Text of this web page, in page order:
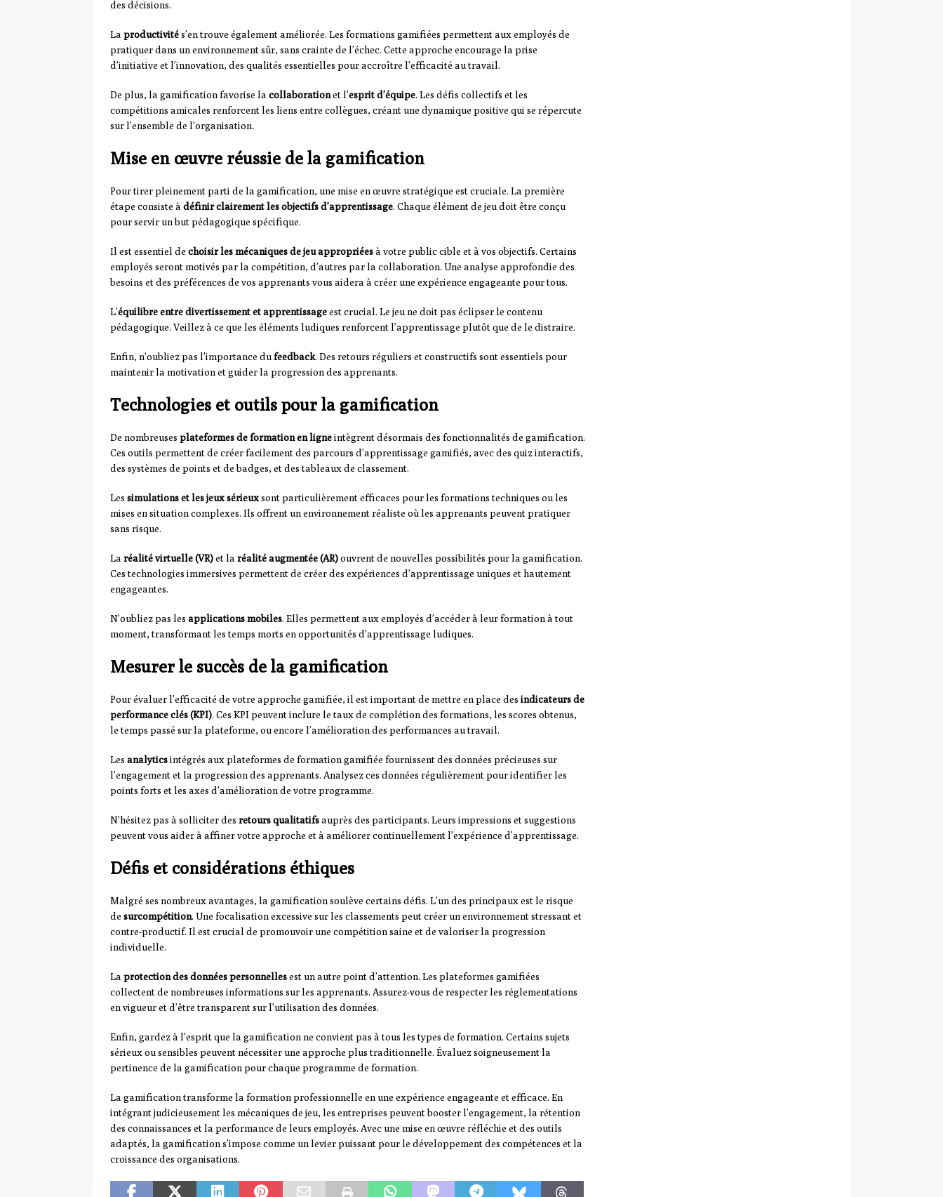
des décisions.
La productivités’en trouve également améliorée. Les formations gamifiées permettent aux employés de
pratiquer dans un environnement sûr, sans crainte de l’échec. Cette approche encourage la prise
d’initiative et l’innovation, des qualités essentielles pour accroître l’efficacité au travail.
De plus, la gamification favorise la collaborationet l’esprit d’équipe. Les défis collectifs et les
compétitions amicales renforcent les liens entre collègues, créant une dynamique positive qui se répercute
sur l’ensemble de l’organisation.
Mise en œuvre réussie de la gamification
Pour tirer pleinement parti de la gamification, une mise en œuvre stratégique est cruciale. La première
étape consiste à définir clairement les objectifs d’apprentissage. Chaque élément de jeu doit être conçu
pour servir un but pédagogique spécifique.
Il est essentiel de choisir les mécaniques de jeu appropriéesà votre public cible et à vos objectifs. Certains
employés seront motivés par la compétition, d’autres par la collaboration. Une analyse approfondie des
besoins et des préférences de vos apprenants vous aidera à créer une expérience engageante pour tous.
L’équilibre entre divertissement et apprentissageest crucial. Le jeu ne doit pas éclipser le contenu
pédagogique. Veillez à ce que les éléments ludiques renforcent l’apprentissage plutôt que de le distraire.
Enfin, n’oubliez pas l’importance dufeedback. Des retours réguliers et constructifs sont essentiels pour
maintenir la motivation et guider la progression des apprenants.
Technologies et outils pour la gamification
De nombreuses plateformes de formation en ligneintègrent désormais des fonctionnalités de gamification.
Ces outils permettent de créer facilement des parcours d’apprentissage gamifiés, avec des quiz interactifs,
des systèmes de points et de badges, et des tableaux de classement.
Les simulations et les jeux sérieuxsont particulièrement efficaces pour les formations techniques ou les
mises en situation complexes. Ils offrent un environnement réaliste où les apprenants peuvent pratiquer
sans risque.
La réalité virtuelle (VR)et la réalité augmentée (AR)ouvrent de nouvelles possibilités pour la gamification.
Ces technologies immersives permettent de créer des expériences d’apprentissage uniques et hautement
engageantes.
N’oubliez pas les applications mobiles. Elles permettent aux employés d’accéder à leur formation à tout
moment, transformant les temps morts en opportunités d’apprentissage ludiques.
Mesurer le succès de la gamification
Pour évaluer l’efficacité de votre approche gamifiée, il est important de mettre en place des indicateurs de
performance clés (KPI). Ces KPI peuvent inclure le taux de complétion des formations, les scores obtenus,
le temps passé sur la plateforme, ou encore l’amélioration des performances au travail.
Les analyticsintégrés aux plateformes de formation gamifiée fournissent des données précieuses sur
l’engagement et la progression des apprenants. Analysez ces données régulièrement pour identifier les
points forts et les axes d’amélioration de votre programme.
N’hésitez pas à solliciter des retours qualitatifsauprès des participants. Leurs impressions et suggestions
peuvent vous aider à affiner votre approche et à améliorer continuellement l’expérience d’apprentissage.
Défis et considérations éthiques
Malgré ses nombreux avantages, la gamification soulève certains défis. L’un des principaux est le risque
de surcompétition. Une focalisation excessive sur les classements peut créer un environnement stressant et
contre-productif. Il est crucial de promouvoir une compétition saine et de valoriser la progression
individuelle.
La protection des données personnellesest un autre point d’attention. Les plateformes gamifiées
collectent de nombreuses informations sur les apprenants. Assurez-vous de respecter les réglementations
en vigueur et d’être transparent sur l’utilisation des données.
Enfin, gardez à l’esprit que la gamification ne convient pas à tous les types de formation. Certains sujets
sérieux ou sensibles peuvent nécessiter une approche plus traditionnelle. Évaluez soigneusement la
pertinence de la gamification pour chaque programme de formation.
La gamification transforme la formation professionnelle en une expérience engageante et efficace. En
intégrant judicieusement les mécaniques de jeu, les entreprises peuvent booster l’engagement, la rétention
des connaissances et la performance de leurs employés. Avec une mise en œuvre réfléchie et des outils
adaptés, la gamification s’impose comme un levier puissant pour le développement des compétences et la
croissance des organisations.